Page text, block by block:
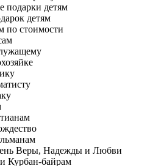
подарки детям
детям
по стоимости
Веры, Надежды и Любви
Курбан-байрам